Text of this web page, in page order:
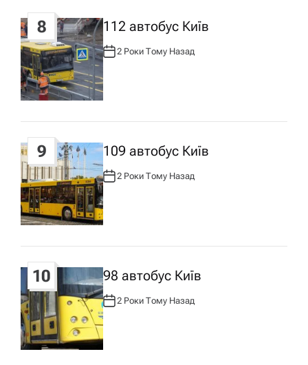
8 112 автобус Київ
А
В
О
Р
:
2 Роки Тому Назад
9 109 автобус Київ
А
В
Т
О
Р
:
2 Роки Тому Назад
10 98 автобус Київ
А
В
Т
О
Р
:
2 Роки Тому Назад